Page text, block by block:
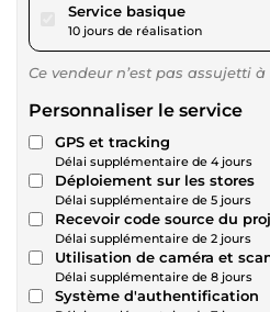
Service basiquepour 23,12
10 jours de réalisation
Ce vendeur n’est pas assujetti à
Personnaliser le service
GPS et tracking
Délai supplémentaire de 4 jours
Déploiement sur les stores
Délai supplémentaire de 5 jours
Recevoir code source du
Délai supplémentaire de 2 jours
Utilisation de caméra et
Délai supplémentaire de 8 jours
Système d'authentification